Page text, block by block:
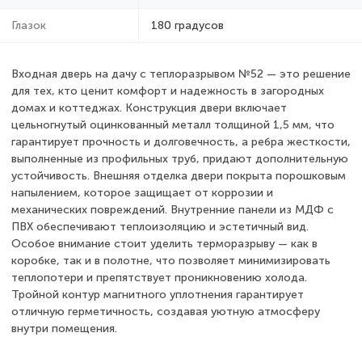
Глазок 180 градусов
Входная дверь на дачу с теплоразрывом №52 — это решение
для тех, кто ценит комфорт и надежность в загородных
домах и коттеджах. Конструкция двери включает
цельногнутый оцинкованный металл толщиной 1,5 мм, что
гарантирует прочность и долговечность, а ребра жесткости,
выполненные из профильных труб, придают дополнительную
устойчивость. Внешняя отделка двери покрыта порошковым
напылением, которое защищает от коррозии и
механических повреждений. Внутренние панели из МДФ с
ПВХ обеспечивают теплоизоляцию и эстетичный вид.
Особое внимание стоит уделить терморазрыву — как в
коробке, так и в полотне, что позволяет минимизировать
теплопотери и препятствует проникновению холода.
Тройной контур магнитного уплотнения гарантирует
отличную герметичность, создавая уютную атмосферу
внутри помещения.